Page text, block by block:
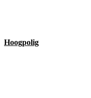
Hoogpolig